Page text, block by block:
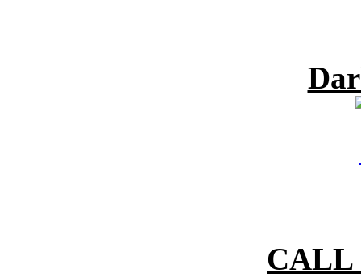
CALL